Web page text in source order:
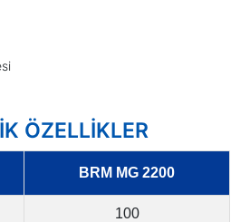
ÖZELLİKLER
BRM MG 2200
100